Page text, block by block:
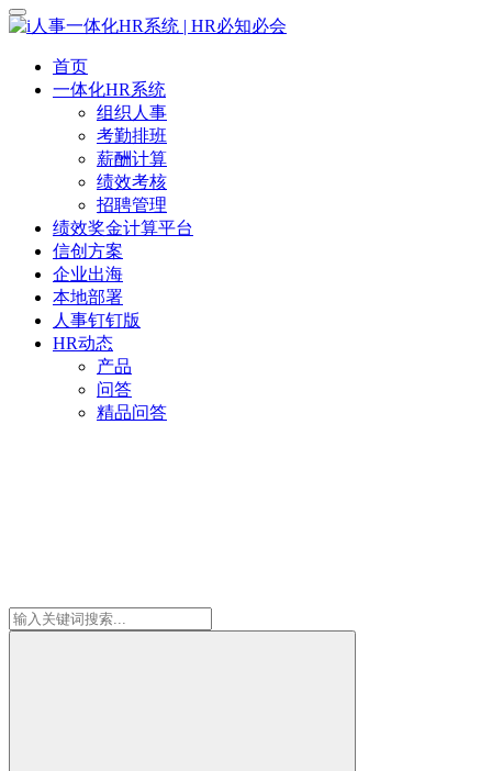
首页
一体化HR系统
组织人事
考勤排班
薪酬计算
绩效考核
招聘管理
绩效奖金计算平台
信创方案
企业出海
本地部署
人事钉钉版
HR动态
产品
问答
精品问答